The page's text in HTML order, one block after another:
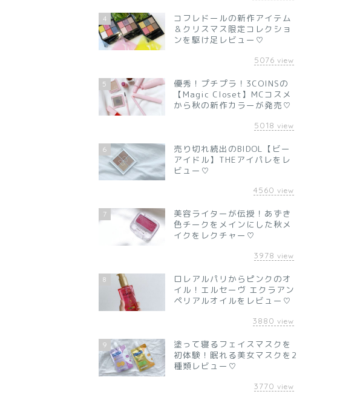
4
コフレドールの新作アイテム
＆クリスマス限定コレクショ
ンを駆け足レビュー♡
5076 view
5
優秀！プチプラ！3COINSの
【Magic Closet】MCコスメ
から秋の新作カラーが発売♡
5018 view
6
売り切れ続出のBIDOL【ビー
アイドル】THEアイパレをレ
ビュー♡
4560 view
7
美容ライターが伝授！あずき
色チークをメインにした秋メ
イクをレクチャー♡
3978 view
8
ロレアルパリからピンクのオ
イル！エルセーヴ エクラアン
ペリアルオイルをレビュー♡
3880 view
9
塗って寝るフェイスマスクを
初体験！眠れる美女マスクを2
種類レビュー♡
3770 view